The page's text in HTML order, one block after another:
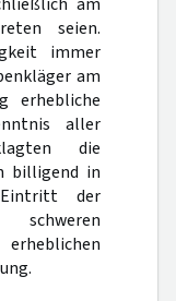
seien.
immer
am
erhebliche
aller
die
billigend in
der